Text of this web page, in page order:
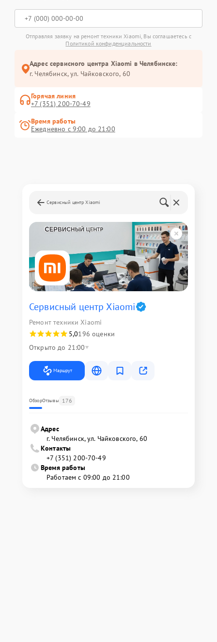
Отправляя заявку на ремонт техники Xiaomi, Вы соглашаетесь с
Политикой конфиденциальности
Адрес сервисного центра Xiaomi в Челябинске:
г. Челябинск, ул. Чайковского, 60
Горячая линия
+7 (351) 200-70-49
Время работы
Ежедневно с 9:00 до 21:00
Сервисный центр Xiaomi
Сервисный центр Xiaomi
Ремонт техники Xiaomi
5,0196 оценки
Открыто до 21:00
Маршрут
ОбзорОтзывы 176
Адрес
г. Челябинск, ул. Чайковского, 60
Контакты
+7 (351) 200-70-49
Время работы
Работаем с 09:00 до 21:00